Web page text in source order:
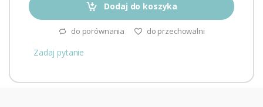
Dodaj do koszyka
do porównania do przechowalni
Zadaj pytanie